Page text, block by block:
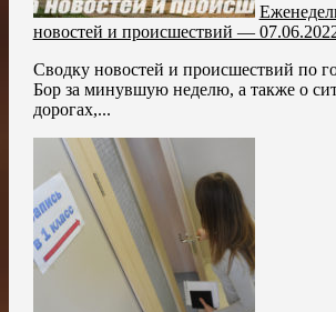
новостей и происшествий —
Сводку новостей и происшествий по
Бор за минувшую неделю, а также о
дорогах,...